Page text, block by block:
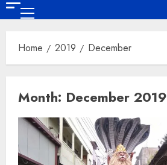
Home 2019 December
Month: December 2019